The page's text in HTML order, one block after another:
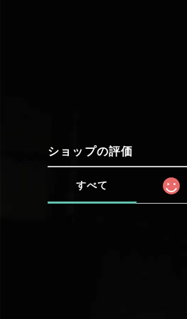
ショップの評価
すべて